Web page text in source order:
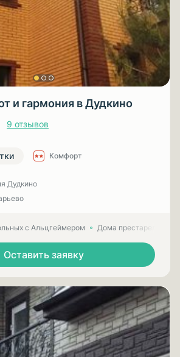
и гармония в Дудкино
9 отзывов
Комфорт
Дудкино
с Альцгеймером Дома престарелых
Оставить заявку